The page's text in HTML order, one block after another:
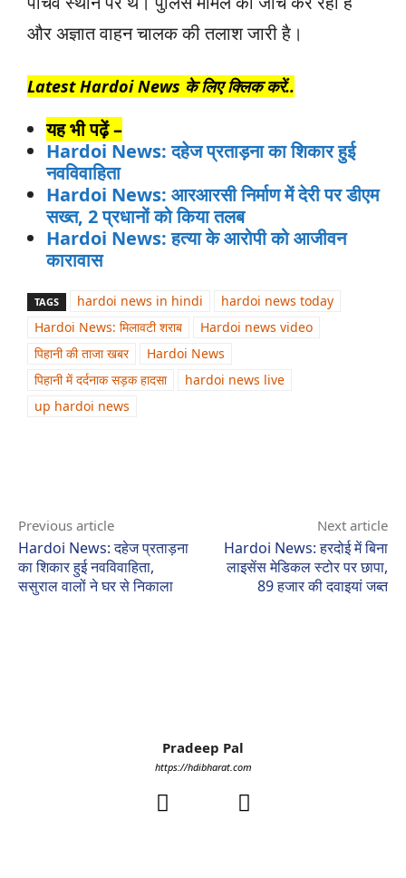
और अज्ञात वाहन चालक की तलाश जारी है।
Latest Hardoi News के लिए क्लिक करें..
यह भी पढ़ें –
Hardoi News: दहेज प्रताड़ना का शिकार हुई
नवविवाहिता
Hardoi News: आरआरसी निर्माण में देरी पर डीएम
सख्त, 2 प्रधानों को किया तलब
Hardoi News: हत्या के आरोपी को आजीवन
कारावास
TAGS hardoi news in hindi
hardoi news today
Hardoi News: मिलावटी शराब
Hardoi news video
पिहानी की ताजा खबर
Hardoi News
पिहानी में दर्दनाक सड़क हादसा
hardoi news live
up hardoi news
Previous article
Hardoi News: दहेज प्रताड़ना
का शिकार हुई नवविवाहिता,
ससुराल वालों ने घर से निकाला
Next article
Hardoi News: हरदोई में बिना
लाइसेंस मेडिकल स्टोर पर छापा,
89 हजार की दवाइयां जब्त
Pradeep Pal
https://hdibharat.com